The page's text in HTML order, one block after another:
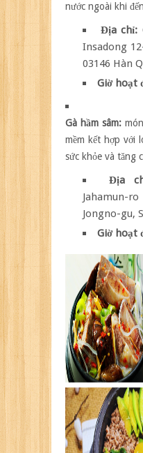
nước ngoài khi
Địa chỉ:
Insadong
03146 Hàn
Giờ hoạt
Gà hầm sâm:
mềm kết hợp với
sức khỏe và tăng
Địa
Jahamun-
Jongno-gu,
Giờ hoạt